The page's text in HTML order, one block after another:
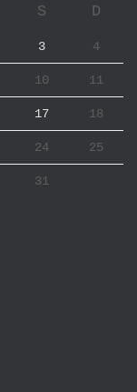
S D
3 4
10 11
17 18
24 25
31